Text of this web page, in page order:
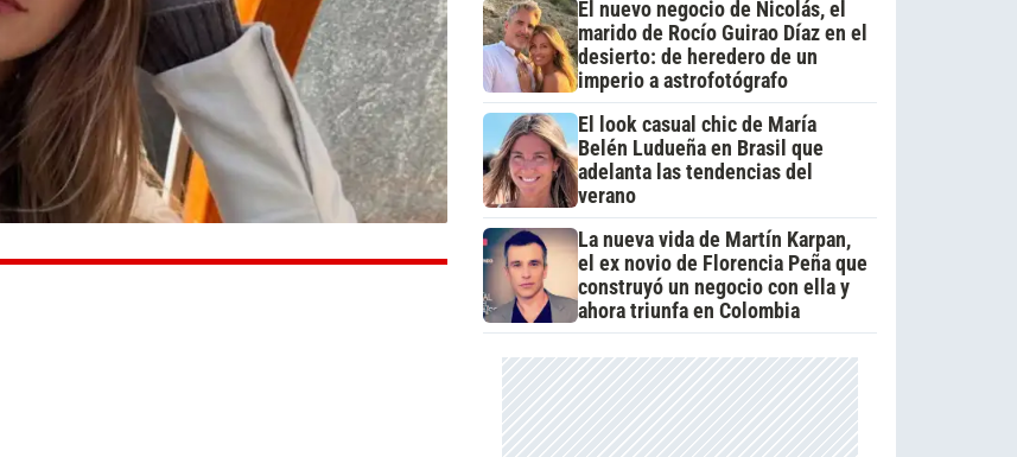
El nuevo negocio de Nicolás, el
marido de Rocío Guirao Díaz en el
desierto: de heredero de un
imperio a astrofotógrafo
El look casual chic de María
Belén Ludueña en Brasil que
adelanta las tendencias del
verano
La nueva vida de Martín Karpan,
el ex novio de Florencia Peña que
construyó un negocio con ella y
ahora triunfa en Colombia